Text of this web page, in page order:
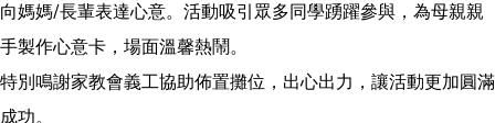
向媽媽/長輩表達心意。活動吸引眾多同學踴躍參與，為母親親
手製作心意卡，場面溫馨熱鬧。
特別鳴謝家教會義工協助佈置攤位，出心出力，讓活動更加圓滿
成功。